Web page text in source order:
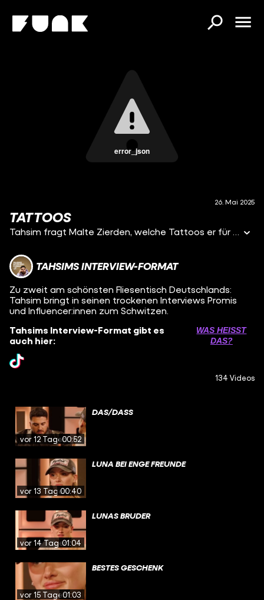
error_json
26. Mai 2025
TATTOOS
Tahsim fragt Malte Zierden, welche Tattoos er für die Tiere und für seine Freundin Phia hat.
TAHSIMS INTERVIEW-FORMAT
Zu zweit am schönsten Fliesentisch Deutschlands:
Tahsim bringt in seinen trockenen Interviews Promis
und Influencer:innen zum Schwitzen.
Tahsims Interview-Format gibt es
auch hier:
WAS HEISST D
AS?
134 Videos
vor 12 Tagen00:52
DAS/DASS
vor 13 Tagen00:40
LUNA BEI ENGE FREUNDE
vor 14 Tagen01:04
LUNAS BRUDER
vor 15 Tagen01:03
BESTES GESCHENK